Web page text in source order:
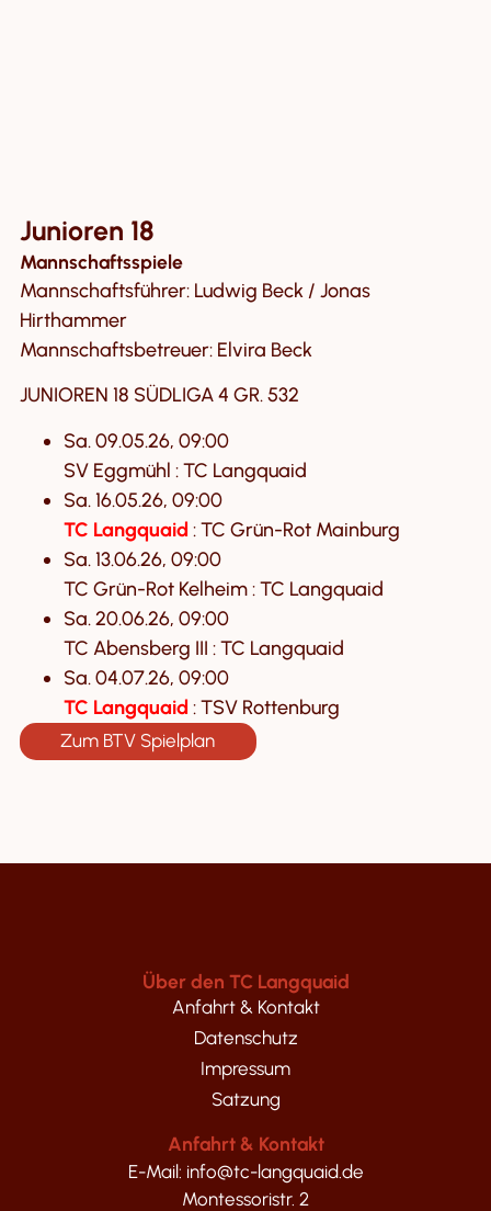
Junioren 18
Mannschaftsspiele
Mannschaftsführer: Ludwig Beck / Jonas
Hirthammer
Mannschaftsbetreuer: Elvira Beck
JUNIOREN 18 SÜDLIGA 4 GR. 532
Sa. 09.05.26, 09:00
SV Eggmühl : TC Langquaid
Sa. 16.05.26, 09:00
TC Langquaid : TC Grün-Rot Mainburg
Sa. 13.06.26, 09:00
TC Grün-Rot Kelheim : TC Langquaid
Sa. 20.06.26, 09:00
TC Abensberg III : TC Langquaid
Sa. 04.07.26, 09:00
TC Langquaid : TSV Rottenburg
Zum BTV Spielplan
Über den TC Langquaid
Anfahrt & Kontakt
Datenschutz
Impressum
Satzung
Anfahrt & Kontakt
E-Mail: info@tc-langquaid.de
Montessoristr. 2